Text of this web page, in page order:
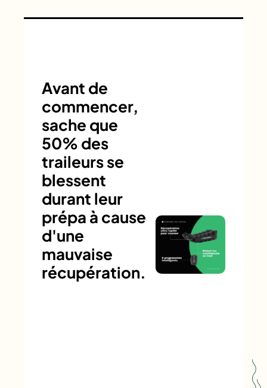
Avant de
commencer,
sache que
50% des
traileurs se
blessent
durant leur
prépa à cause
d'une
mauvaise
récupération.